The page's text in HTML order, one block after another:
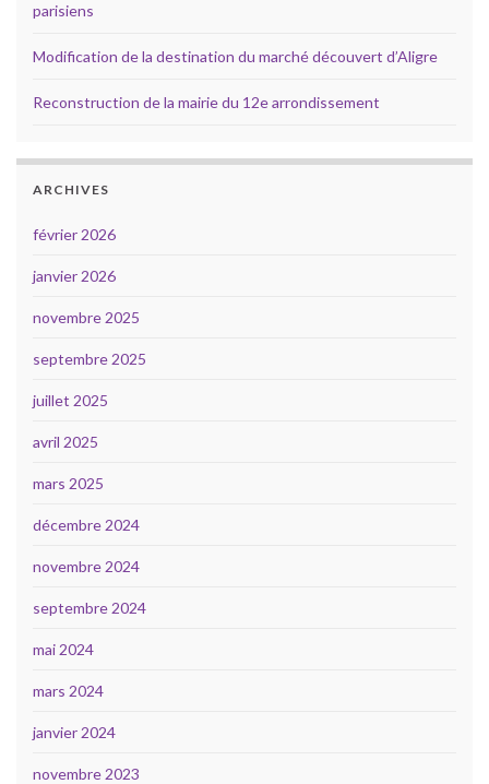
parisiens
Modification de la destination du marché découvert d’Aligre
Reconstruction de la mairie du 12e arrondissement
ARCHIVES
février 2026
janvier 2026
novembre 2025
septembre 2025
juillet 2025
avril 2025
mars 2025
décembre 2024
novembre 2024
septembre 2024
mai 2024
mars 2024
janvier 2024
novembre 2023